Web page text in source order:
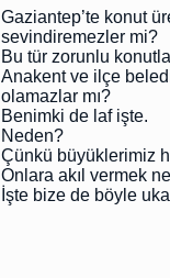
Gaziantep’te konut
sevindiremezler mi?
Bu tür zorunlu
Anakent ve ilçe
olamazlar mı?
Benimki de laf işte.
Neden?
Çünkü büyüklerimiz
Onlara akıl vermek
İşte bize de böyle